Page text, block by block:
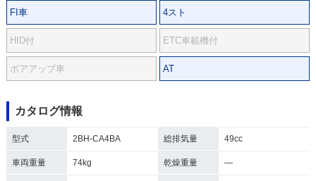
FI車 4スト
HID付 ETC車載機付
ボアアップ車 AT
カタログ情報
型式 2BH-CA4BA 総排気量 49cc
車両重量 74kg 乾燥重量 ―